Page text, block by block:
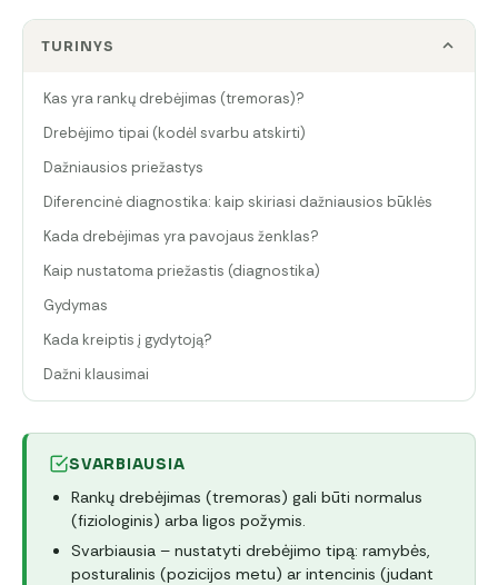
TURINYS
Kas yra rankų drebėjimas (tremoras)?
Drebėjimo tipai (kodėl svarbu atskirti)
Dažniausios priežastys
Diferencinė diagnostika: kaip skiriasi dažniausios būklės
Kada drebėjimas yra pavojaus ženklas?
Kaip nustatoma priežastis (diagnostika)
Gydymas
Kada kreiptis į gydytoją?
Dažni klausimai
SVARBIAUSIA
Rankų drebėjimas (tremoras) gali būti normalus
(fiziologinis) arba ligos požymis.
Svarbiausia – nustatyti drebėjimo tipą: ramybės,
posturalinis (pozicijos metu) ar intencinis (judant